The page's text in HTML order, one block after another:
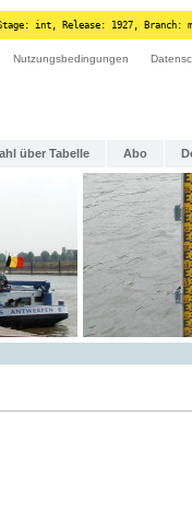
int, Release: 1927, Branch:
Nutzungsbedingungen
über Tabelle Abo